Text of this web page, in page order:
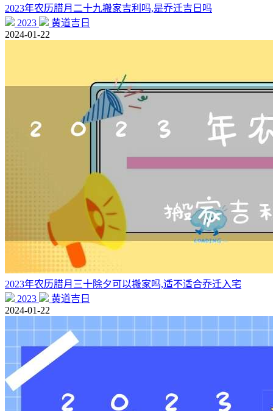
2023年农历腊月二十九搬家吉利吗,是乔迁吉日吗
2023
黄道吉日
2024-01-22
2023年农历腊月三十除夕可以搬家吗,适不适合乔迁入宅
2023
黄道吉日
2024-01-22